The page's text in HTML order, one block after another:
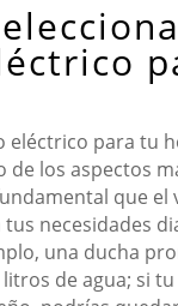
eléctrico para tu
de los aspectos
que el
necesidades
una ducha
de agua; si